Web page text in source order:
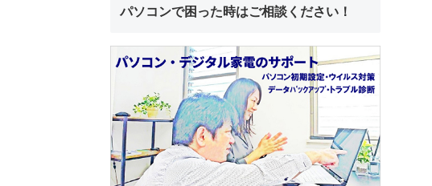
パソコンで困った時はご相談ください！